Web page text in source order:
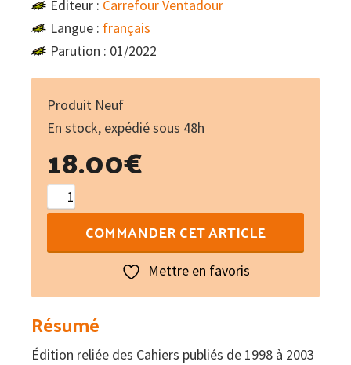
Éditeur : Carrefour Ventadour
Langue : français
Parution : 01/2022
Produit Neuf
En stock, expédié sous 48h
18.00€
quantité
de
Collecte
ventadorienne
COMMANDER CET ARTICLE
Mettre en favoris
Résumé
Édition reliée des Cahiers publiés de 1998 à 2003